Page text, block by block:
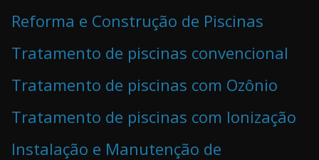
Reforma e Construção de Piscinas
Tratamento de piscinas convencional
Tratamento de piscinas com Ozônio
Tratamento de piscinas com Ionização
Instalação e Manutenção de